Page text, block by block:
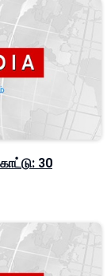
30